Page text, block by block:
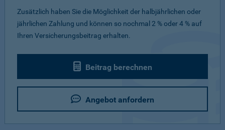
Zusätzlich haben Sie die Möglichkeit der halbjährlichen oder
jährlichen Zahlung und können so nochmal 2 % oder 4 % auf
Ihren Versicherungsbeitrag erhalten.
Beitrag berechnen
Angebot anfordern